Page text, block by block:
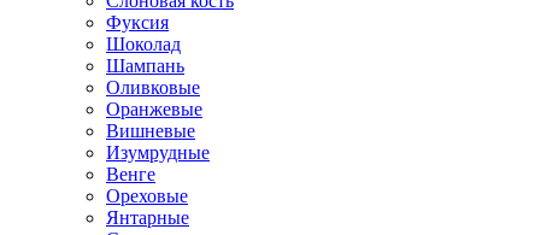
Фуксия
Шоколад
Шампань
Оливковые
Оранжевые
Вишневые
Изумрудные
Венге
Ореховые
Янтарные